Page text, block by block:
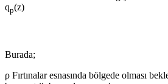
qp(z)
Burada;
ρ Fırtınalar esnasında bölgede olması